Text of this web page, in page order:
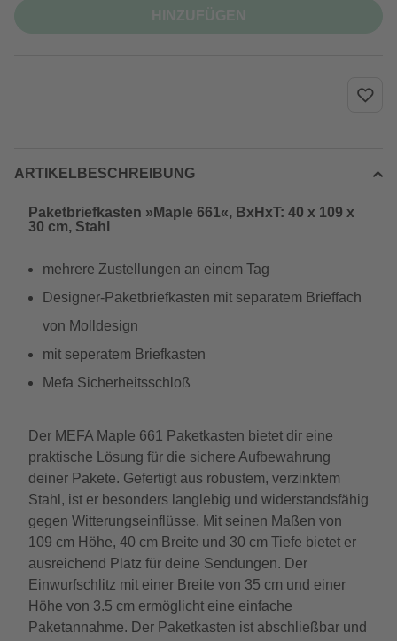
ARTIKELBESCHREIBUNG
Paketbriefkasten »Maple 661«, BxHxT: 40 x 109 x
30 cm, Stahl
mehrere Zustellungen an einem Tag
Designer-Paketbriefkasten mit separatem Brieffach
von Molldesign
mit seperatem Briefkasten
Mefa Sicherheitsschloß
Der MEFA Maple 661 Paketkasten bietet dir eine
praktische Lösung für die sichere Aufbewahrung
deiner Pakete. Gefertigt aus robustem, verzinktem
Stahl, ist er besonders langlebig und widerstandsfähig
gegen Witterungseinflüsse. Mit seinen Maßen von
109 cm Höhe, 40 cm Breite und 30 cm Tiefe bietet er
ausreichend Platz für deine Sendungen. Der
Einwurfschlitz mit einer Breite von 35 cm und einer
Höhe von 3.5 cm ermöglicht eine einfache
Paketannahme. Der Paketkasten ist abschließbar und